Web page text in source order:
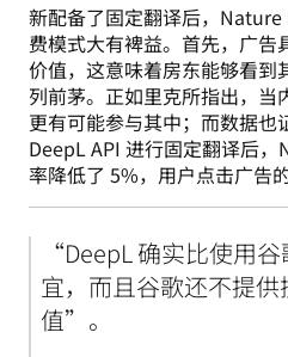
新配备了固定翻译后，
费模式大有裨益。首先，广
价值，这意味着房东能够看到
列前茅。正如里克所指出，当
更有可能参与其中；而数据也
DeepL API 进行固定翻译后
率降低了 5%，用户点击广告
“DeepL 确实比使用
宜，而且谷歌还不提